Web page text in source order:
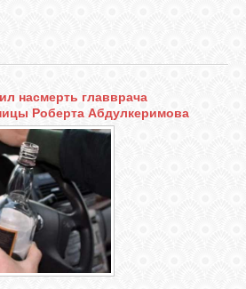
насмерть главврача
Роберта Абдулкеримова